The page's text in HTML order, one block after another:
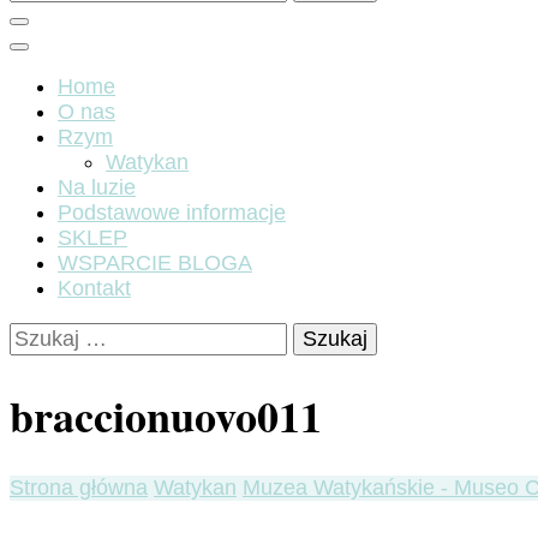
Home
O nas
Rzym
Watykan
Na luzie
Podstawowe informacje
SKLEP
WSPARCIE BLOGA
Kontakt
Szukaj:
braccionuovo011
Strona główna Watykan Muzea Watykańskie - Museo